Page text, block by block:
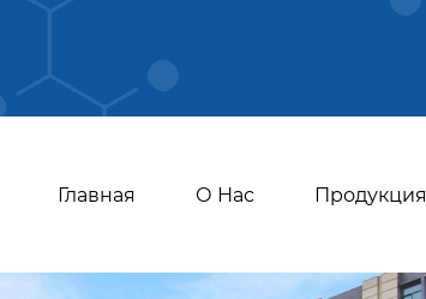
Главная О Нас Продукция